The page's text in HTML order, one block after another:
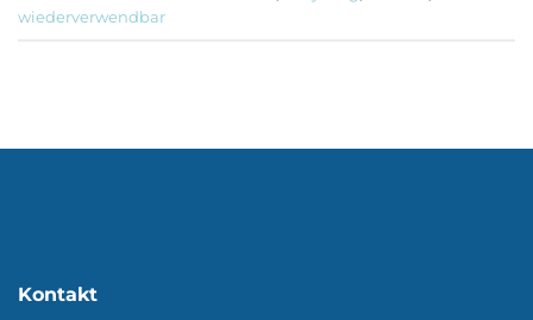
wiederverwendbar
Kontakt